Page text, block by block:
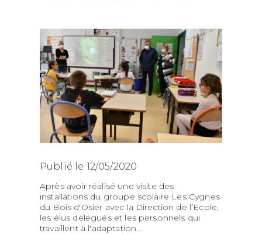
Publié le 12/05/2020
Après avoir réalisé une visite des
installations du groupe scolaire Les Cygnes
du Bois d'Osier avec la Direction de l’Ecole,
les élus délégués et les personnels qui
travaillent à l'adaptation...